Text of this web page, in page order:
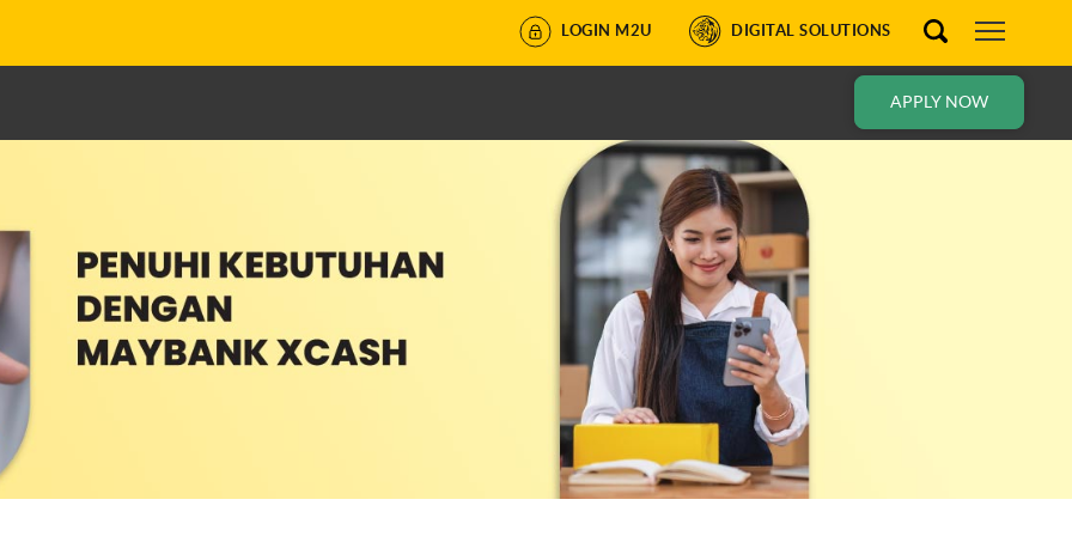
LOGIN M2U DIGITAL SOLUTIONS
APPLY NOW